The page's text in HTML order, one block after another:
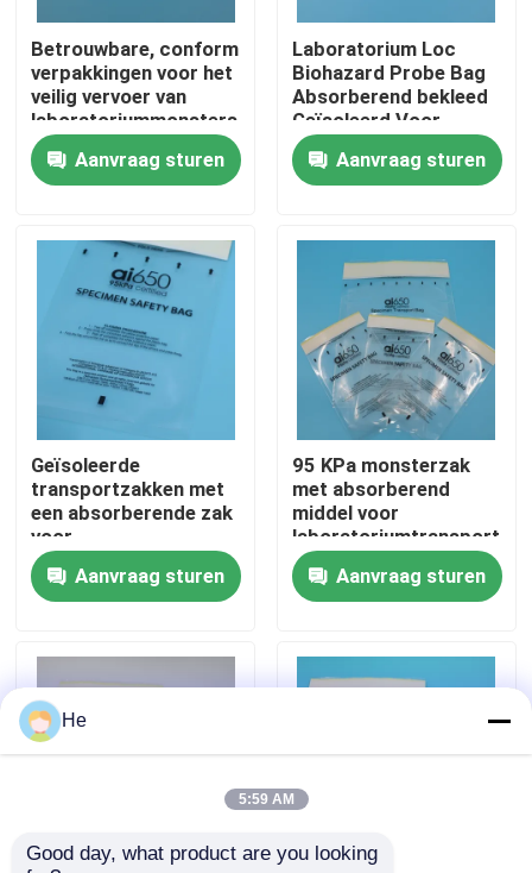
Thuis
Producten
Video's
Over ons
Fabriekstocht
Kwaliteitscontrole
Vraag een offerte
95kPa de Zak van het specimenvervoer
Betrouwbare, conform
verpakkingen voor het
veilig vervoer van
laboratoriummonsters
Aanvraag sturen
Laboratorium Loc
Biohazard Probe Bag
Absorberend bekleed
Geïsoleerd Voor
Bloedmonsters
Transport De
Muestras De
Aanvraag sturen
Geïsoleerde
transportzakken met
een absorberende zak
voor
temperatuurgevoelige
bloedmonsters en
transport van
laboratoria
Aanvraag sturen
95 KPa monsterzak
met absorberend
middel voor
laboratoriumtransport
Aanvraag sturen
He
5:59 AM
Good day, what product are you looking